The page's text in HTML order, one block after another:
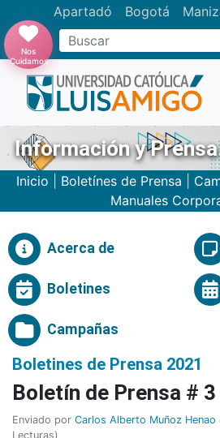
Apartadó Bogotá
Buscar
Nos
Cuidamos
Información y
Inicio Boletínes de Prensa
Manuales
Acerca de
Boletines
Campañas
Boletines de Prensa 2021
Boletí­n de Prensa # 3
Enviado por Carlos Alberto Muñoz Henao
Lecturas)